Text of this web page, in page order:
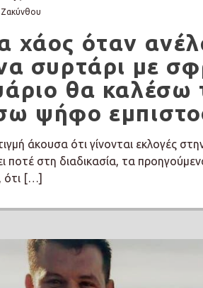
χάος όταν
συρτάρι με
θα καλέσω
ψήφο
άκουσα ότι γίνονται εκλογές
ποτέ στη διαδικασία, τα
ότι […]